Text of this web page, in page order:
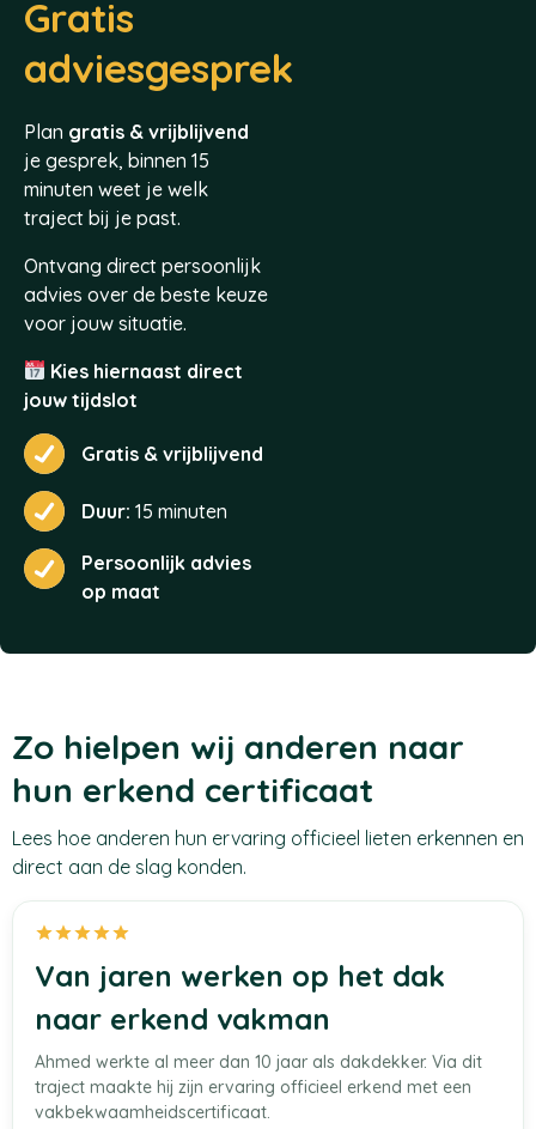
Gratis
adviesgesprek
Plan gratis & vrijblijvend
je gesprek, binnen 15
minuten weet je welk
traject bij je past.
Ontvang direct persoonlijk
advies over de beste keuze
voor jouw situatie.
Kies hiernaast direct
jouw tijdslot
Gratis & vrijblijvend
Duur: 15 minuten
Persoonlijk advies
op maat
Zo hielpen wij anderen naar
hun erkend certificaat
Lees hoe anderen hun ervaring officieel lieten erkennen en
direct aan de slag konden.
Van jaren werken op het dak
naar erkend vakman
Ahmed werkte al meer dan 10 jaar als dakdekker. Via dit
traject maakte hij zijn ervaring officieel erkend met een
vakbekwaamheidscertificaat.